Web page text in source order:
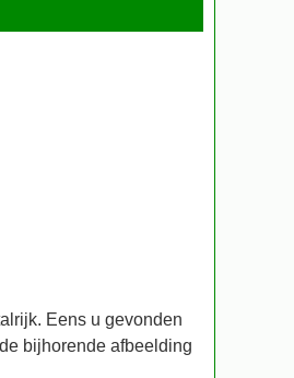
Eens u gevonden
bijhorende afbeelding